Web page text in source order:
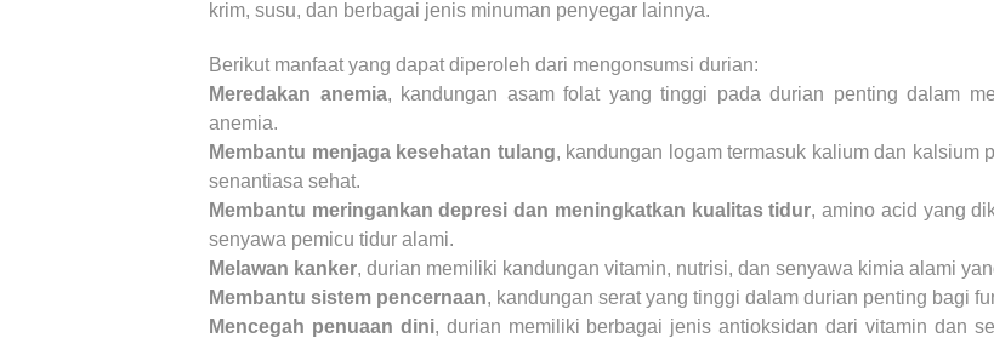
krim, susu, dan berbagai jenis minuman penyegar lainnya.
Berikut manfaat yang dapat diperoleh dari mengonsumsi durian:
Meredakan anemia, kandungan asam folat yang tinggi pada durian penting dalam
anemia.
Membantu menjaga kesehatan tulang, kandungan logam termasuk kalium dan kalsium
senantiasa sehat.
Membantu meringankan depresi dan meningkatkan kualitas tidur, amino acid yang
senyawa pemicu tidur alami.
Melawan kanker, durian memiliki kandungan vitamin, nutrisi, dan senyawa kimia alami
Membantu sistem pencernaan, kandungan serat yang tinggi dalam durian penting bagi
Mencegah penuaan dini, durian memiliki berbagai jenis antioksidan dari vitamin dan